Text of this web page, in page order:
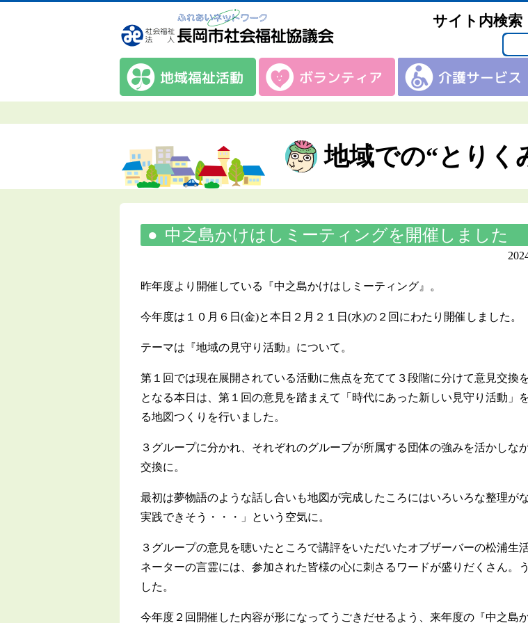
サイト内検索
地域での“とりく
中之島かけはしミーティングを開催しました
昨年度より開催している『中之島かけはしミーティング』。
今年度は１０月６日(金)と本日２月２１日(水)の２回にわたり開催しました。
テーマは『地域の見守り活動』について。
第１回では現在展開されている活動に焦点を充てて３段階に分けて意見交換
となる本日は、第１回の意見を踏まえて「時代にあった新しい見守り活動」
る地図つくりを行いました。
３グループに分かれ、それぞれのグループが所属する団体の強みを活かしな
交換に。
最初は夢物語のような話し合いも地図が完成したころにはいろいろな整理が
実践できそう・・・」という空気に。
３グループの意見を聴いたところで講評をいただいたオブザーバーの松浦生
ネーターの言霊には、参加された皆様の心に刺さるワードが盛りだくさん。
した。
今年度２回開催した内容が形になってうごきだせるよう、来年度の『中之島